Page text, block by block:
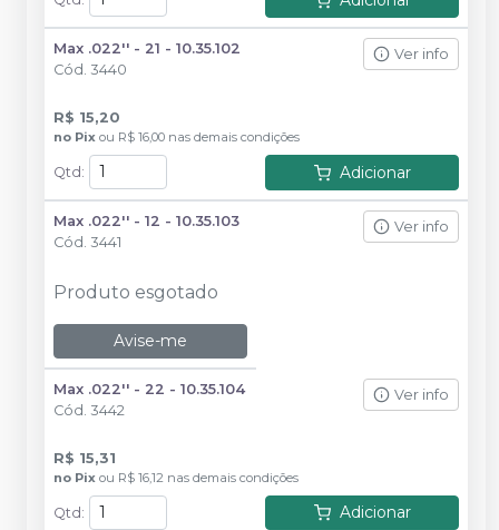
Max .022'' - 21 - 10.35.102
Cód. 3440
Ver info
R$ 15,20
no Pix ou R$ 16,00 nas demais condições
Qtd : Adicionar
Max .022'' - 12 - 10.35.103
Cód. 3441
Ver info
Produto esgotado
Avise-me
Max .022'' - 22 - 10.35.104
Cód. 3442
Ver info
R$ 15,31
no Pix ou R$ 16,12 nas demais condições
Qtd: Adicionar